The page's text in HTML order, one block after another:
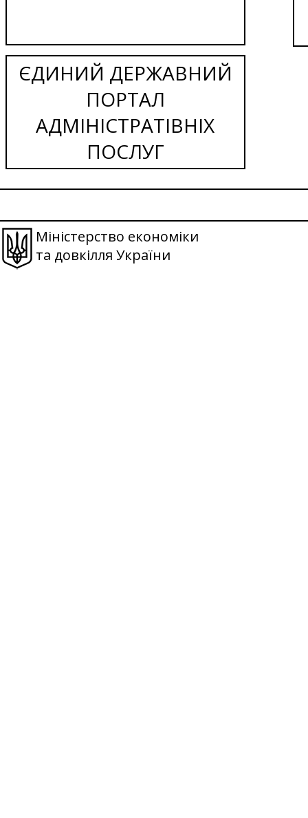
ЄДИНИЙ ДЕРЖАВНИЙ
ПОРТАЛ
АДМІНІСТРАТІВНІХ
ПОСЛУГ
Міністерство економіки
та довкілля України